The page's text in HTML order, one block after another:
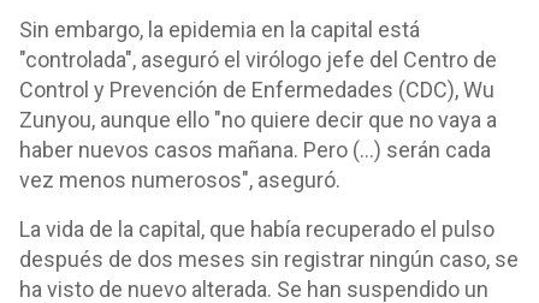
Sin embargo, la epidemia en la capital está
"controlada", aseguró el virólogo jefe del Centro de
Control y Prevención de Enfermedades (CDC), Wu
Zunyou, aunque ello "no quiere decir que no vaya a
haber nuevos casos mañana. Pero (...) serán cada
vez menos numerosos", aseguró.
La vida de la capital, que había recuperado el pulso
después de dos meses sin registrar ningún caso, se
ha visto de nuevo alterada. Se han suspendido un